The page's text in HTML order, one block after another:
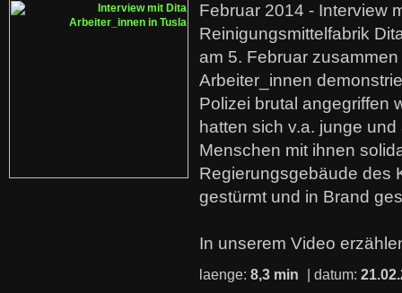
Februar 2014 - Interview
Reinigungsmittelfabrik
am 5. Februar
Arbeiter_innen
Polizei brutal angegriffen
hatten sich v.a. junge
Menschen mit ihnen
Regierungsgebäude des
gestürmt und in Brand
In unserem Video
laenge: 8,3 min | datum: